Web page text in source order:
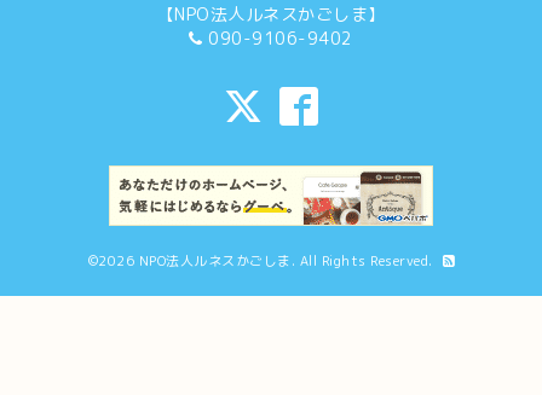
【NPO法人ルネスかごしま】
090-9106-9402
©2026 NPO法人ルネスかごしま. All Rights Reserved.